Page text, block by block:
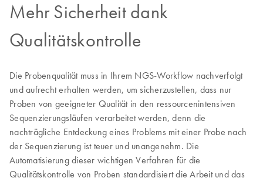
Mehr Sicherheit dank
Qualitätskontrolle
Die Probenqualität muss in Ihrem NGS-Workflow nachverfolgt
und aufrecht erhalten werden, um sicherzustellen, dass nur
Proben von geeigneter Qualität in den ressourcenintensiven
Sequenzierungsläufen verarbeitet werden, denn die
nachträgliche Entdeckung eines Problems mit einer Probe nach
der Sequenzierung ist teuer und unangenehm. Die
Automatisierung dieser wichtigen Verfahren für die
Qualitätskontrolle von Proben standardisiert die Arbeit und das